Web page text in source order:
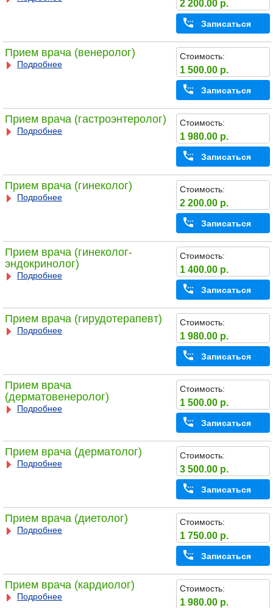
2 200.00 р.
Записаться
Прием врача (венеролог)
Подробнее
Стоимость:
1 500.00 р.
Записаться
Прием врача (гастроэнтеролог)
Подробнее
Стоимость:
1 980.00 р.
Записаться
Прием врача (гинеколог)
Подробнее
Стоимость:
2 200.00 р.
Записаться
Прием врача (гинеколог-
эндокринолог)
Подробнее
Стоимость:
1 400.00 р.
Записаться
Прием врача (гирудотерапевт)
Подробнее
Стоимость:
1 980.00 р.
Записаться
Прием врача
(дерматовенеролог)
Подробнее
Стоимость:
1 500.00 р.
Записаться
Прием врача (дерматолог)
Подробнее
Стоимость:
3 500.00 р.
Записаться
Прием врача (диетолог)
Подробнее
Стоимость:
1 750.00 р.
Записаться
Прием врача (кардиолог)
Подробнее
Стоимость:
1 980.00 р.